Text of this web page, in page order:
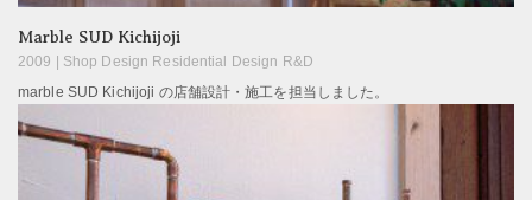
Marble SUD Kichijoji
2009 | Shop Design Residential Design R&D
marble SUD Kichijoji の店舗設計・施工を担当しました。